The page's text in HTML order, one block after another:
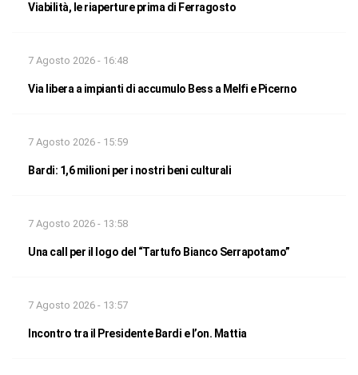
Viabilità, le riaperture prima di Ferragosto
7 Agosto 2026 - 16:48
Via libera a impianti di accumulo Bess a Melfi e Picerno
7 Agosto 2026 - 15:59
Bardi: 1,6 milioni per i nostri beni culturali
7 Agosto 2026 - 13:58
Una call per il logo del “Tartufo Bianco Serrapotamo”
7 Agosto 2026 - 13:57
Incontro tra il Presidente Bardi e l’on. Mattia